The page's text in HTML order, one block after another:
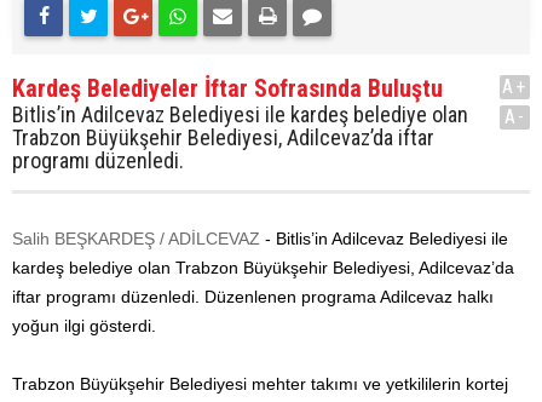
Kardeş Belediyeler İftar Sofrasında Buluştu
Bitlis’in Adilcevaz Belediyesi ile kardeş belediye olan
Trabzon Büyükşehir Belediyesi, Adilcevaz’da iftar
programı düzenledi.
A+
A-
Salih BEŞKARDEŞ / ADİLCEVAZ - Bitlis’in Adilcevaz Belediyesi ile
kardeş belediye olan Trabzon Büyükşehir Belediyesi, Adilcevaz’da
iftar programı düzenledi. Düzenlenen programa Adilcevaz halkı
yoğun ilgi gösterdi.
Trabzon Büyükşehir Belediyesi mehter takımı ve yetkililerin kortej